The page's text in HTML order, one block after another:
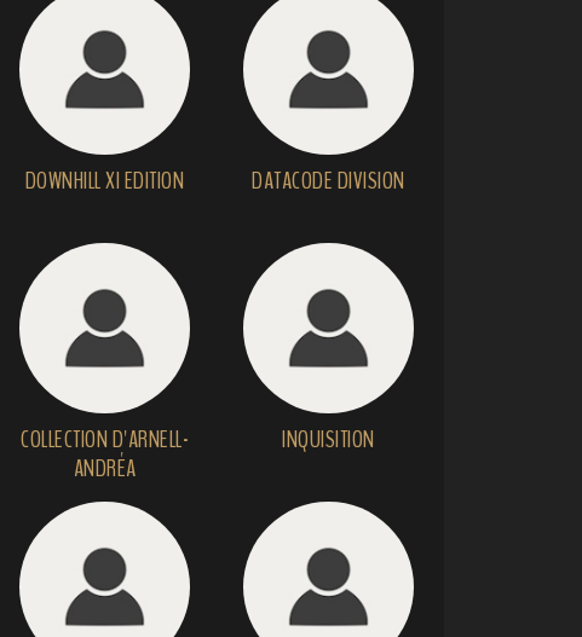
DOWNHILL XI EDITION DATACODE DIVISION
COLLECTION D'ARNELL-
ANDRÉA
INQUISITION